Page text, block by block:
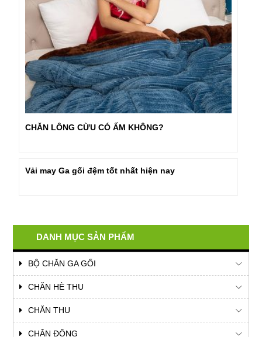
CHĂN LÔNG CỪU CÓ ẤM KHÔNG?
Vải may Ga gối đệm tốt nhất hiện nay
DANH MỤC SẢN PHẨM
BỘ CHĂN GA GỐI
CHĂN HÈ THU
CHĂN THU
CHĂN ĐÔNG